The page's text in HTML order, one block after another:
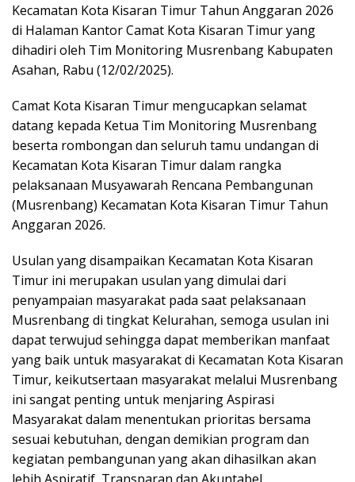
Kecamatan Kota Kisaran Timur Tahun Anggaran 2026
di Halaman Kantor Camat Kota Kisaran Timur yang
dihadiri oleh Tim Monitoring Musrenbang Kabupaten
Asahan, Rabu (12/02/2025).
Camat Kota Kisaran Timur mengucapkan selamat
datang kepada Ketua Tim Monitoring Musrenbang
beserta rombongan dan seluruh tamu undangan di
Kecamatan Kota Kisaran Timur dalam rangka
pelaksanaan Musyawarah Rencana Pembangunan
(Musrenbang) Kecamatan Kota Kisaran Timur Tahun
Anggaran 2026.
Usulan yang disampaikan Kecamatan Kota Kisaran
Timur ini merupakan usulan yang dimulai dari
penyampaian masyarakat pada saat pelaksanaan
Musrenbang di tingkat Kelurahan, semoga usulan ini
dapat terwujud sehingga dapat memberikan manfaat
yang baik untuk masyarakat di Kecamatan Kota Kisaran
Timur, keikutsertaan masyarakat melalui Musrenbang
ini sangat penting untuk menjaring Aspirasi
Masyarakat dalam menentukan prioritas bersama
sesuai kebutuhan, dengan demikian program dan
kegiatan pembangunan yang akan dihasilkan akan